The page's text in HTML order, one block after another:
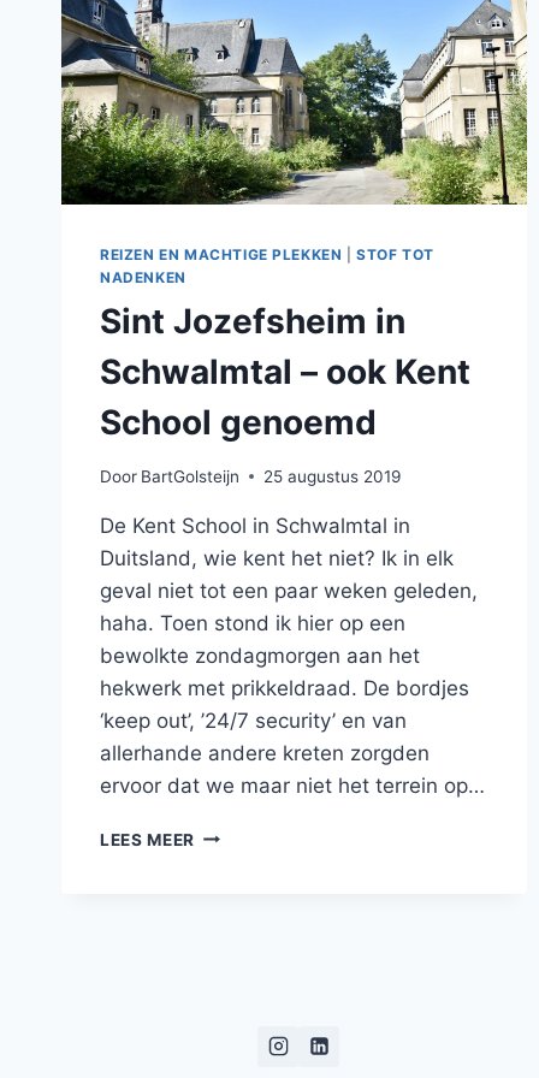
REIZEN EN MACHTIGE PLEKKEN |STOF TOT
NADENKEN
Sint Jozefsheim in
Schwalmtal – ook Kent
School genoemd
Door BartGolsteijn 25 augustus 2019
De Kent School in Schwalmtal in
Duitsland, wie kent het niet? Ik in elk
geval niet tot een paar weken geleden,
haha. Toen stond ik hier op een
bewolkte zondagmorgen aan het
hekwerk met prikkeldraad. De bordjes
‘keep out’, ’24/7 security’ en van
allerhande andere kreten zorgden
ervoor dat we maar niet het terrein op…
LEES MEER SINT
GENOEMD